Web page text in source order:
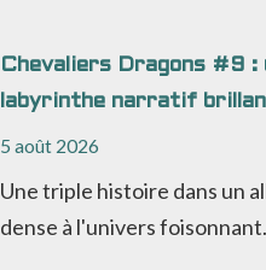
Chevaliers Dragons #9 :
labyrinthe narratif
5 août 2026
Une triple histoire dans un
dense à l'univers foisonnant.